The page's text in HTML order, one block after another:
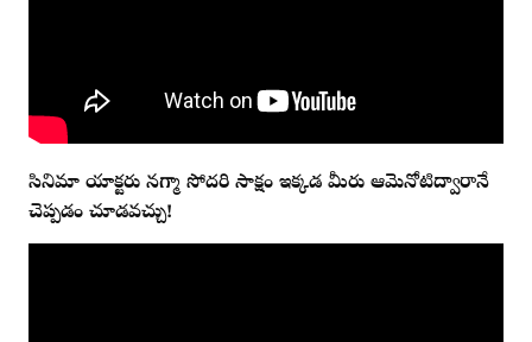
సినిమా యాక్టరు నగ్మా సోదరి సాక్షం ఇక్కడ మీరు ఆమెనోటిద్వారానే
చెప్పడం చూడవచ్చు!